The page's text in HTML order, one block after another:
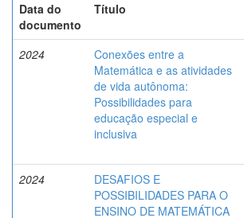
Data do
documento
Título
2024
Conexões entre a
Matemática e as atividades
de vida autônoma:
Possibilidades para
educação especial e
inclusiva
2024
DESAFIOS E
POSSIBILIDADES PARA O
ENSINO DE MATEMÁTICA